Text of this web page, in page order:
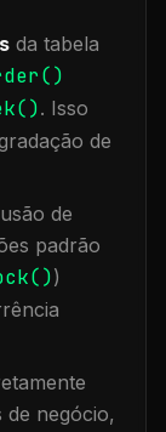
da tabela
. Isso
de
de
padrão
)
negócio,